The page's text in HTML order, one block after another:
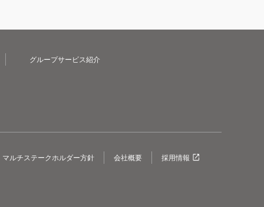
グループサービス紹介
マルチステークホルダー方針 会社概要 採用情報